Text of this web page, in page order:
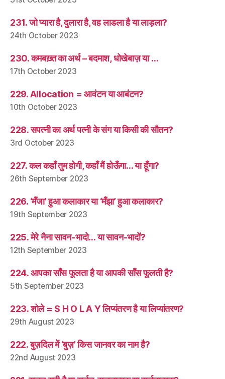
231. जो प्यारा है, दुलारा है, वह लाडला है या लाड़ला?
24th October 2023
230. कमबख़्त का अर्थ – बदमाश, धोखेबाज़ या …
17th October 2023
229. Allocation = आवंटन या आबंटन?
10th October 2023
228. सपत्नी का अर्थ पत्नी के संग या किसी की सौतन?
3rd October 2023
227. कल कहाँ तुम होगी, कहाँ मैं होऊँगा… या हूँगा?
26th September 2023
226. ‘मँजा’ हुआ कलाकार या ‘मँझा’ हुआ कलाकार?
19th September 2023
225. मेरे नैना सावन-भादो… या सावन-भादों?
12th September 2023
224. आपका साँस फूलता है या आपकी साँस फूलती है?
5th September 2023
223. शोले = S H O L A Y लिप्यंतरण है या लिप्यांतरण?
29th August 2023
222. बुज़दिल में ‘बुज़’ किस जानवर का नाम है?
22nd August 2023